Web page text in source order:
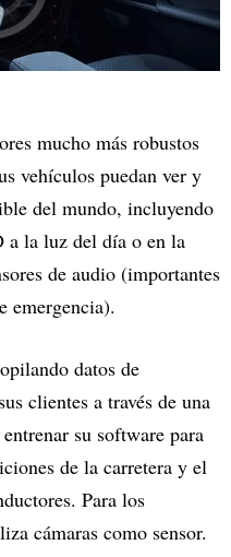
mucho más robustos
vehículos puedan ver y
del mundo, incluyendo
a la luz del día o en la
de audio (importantes
emergencia).
datos de
clientes a través de una
su software para
de la carretera y el
Para los
cámaras como sensor.